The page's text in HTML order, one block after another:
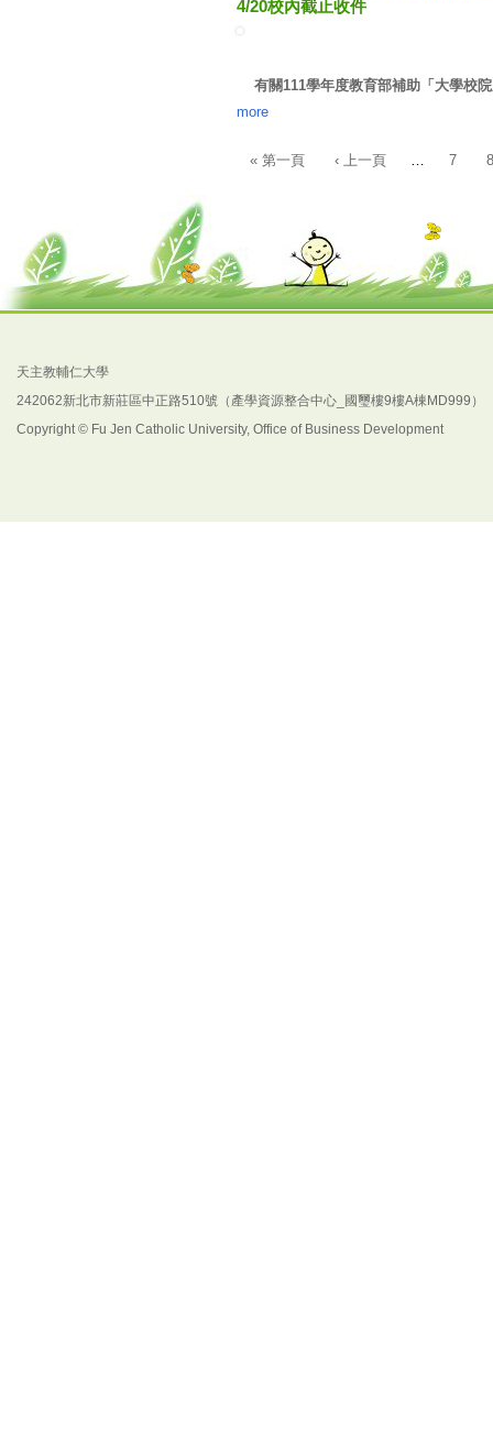
✅政府型：多項技術整合應用，期程
計畫研發成果專授協商權。
4/20校內截止收件
有關111學年度教育部補助「大學校
more
頁面
« 第一頁 ‹ 上一頁 7 8
天主教輔仁大學
242062新北市新莊區中正路510號（產學資源整合中心_國璽樓9樓A棟MD999）
Copyright © Fu Jen Catholic University, Office of Business Development